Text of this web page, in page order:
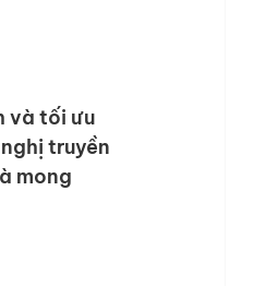
và tối ưu
truyền
mong